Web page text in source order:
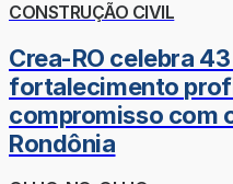
CONSTRUÇÃO CIVIL
Crea-RO celebra
fortalecimento
compromisso com
Rondônia